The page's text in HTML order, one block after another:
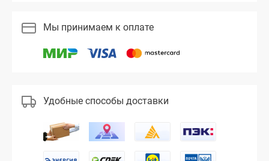
Мы принимаем к оплате
Удобные способы доставки